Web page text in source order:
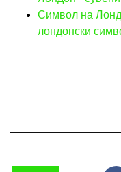
Символ на
лондонски